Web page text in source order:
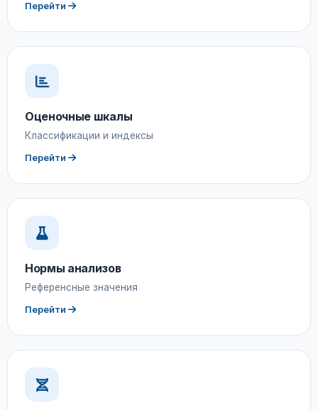
Перейти
Оценочные шкалы
Классификации и индексы
Перейти
Нормы анализов
Референсные значения
Перейти